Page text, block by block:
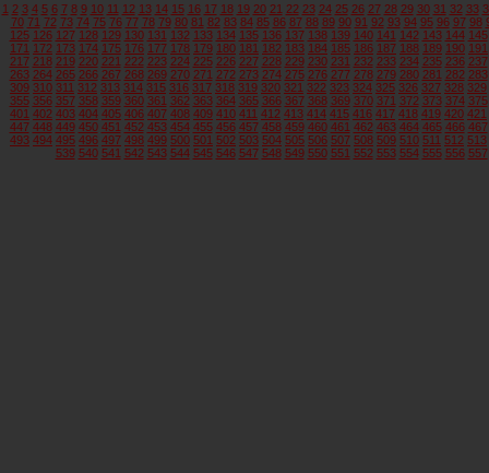
1 2 3 4 5 6 7 8 9 10 11 12 13 14 15 16 17 18 19 20 21 22 23 24 25 26 27 28 29 30 31 32 33
70 71 72 73 74 75 76 77 78 79 80 81 82 83 84 85 86 87 88 89 90 91 92 93 94 95 96 97 98
125 126 127 128 129 130 131 132 133 134 135 136 137 138 139 140 141 142 143 144 145
171 172 173 174 175 176 177 178 179 180 181 182 183 184 185 186 187 188 189 190 191
217 218 219 220 221 222 223 224 225 226 227 228 229 230 231 232 233 234 235 236 237
263 264 265 266 267 268 269 270 271 272 273 274 275 276 277 278 279 280 281 282 283
309 310 311 312 313 314 315 316 317 318 319 320 321 322 323 324 325 326 327 328 329
355 356 357 358 359 360 361 362 363 364 365 366 367 368 369 370 371 372 373 374 375
401 402 403 404 405 406 407 408 409 410 411 412 413 414 415 416 417 418 419 420 421
447 448 449 450 451 452 453 454 455 456 457 458 459 460 461 462 463 464 465 466 467
493 494 495 496 497 498 499 500 501 502 503 504 505 506 507 508 509 510 511 512 513
539 540 541 542 543 544 545 546 547 548 549 550 551 552 553 554 555 556 557